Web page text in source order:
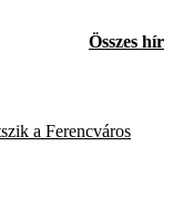
Összes hír
a Ferencváros